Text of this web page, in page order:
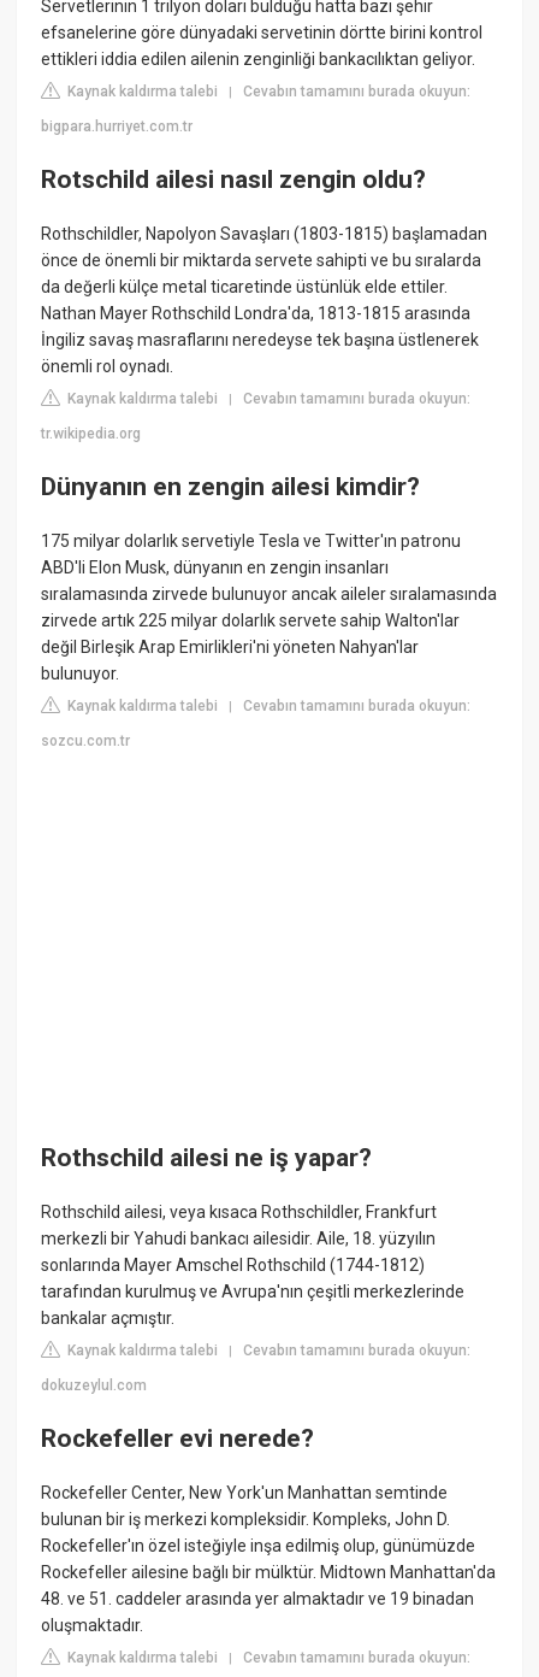
Servetlerinin 1 trilyon doları bulduğu hatta bazı şehir
efsanelerine göre dünyadaki servetinin dörtte birini kontrol
ettikleri iddia edilen ailenin zenginliği bankacılıktan geliyor.
Kaynak kaldırma talebi |Cevabın tamamını burada okuyun:
bigpara.hurriyet.com.tr
Rotschild ailesi nasıl zengin oldu?
Rothschildler, Napolyon Savaşları (1803-1815) başlamadan
önce de önemli bir miktarda servete sahipti ve bu sıralarda
da değerli külçe metal ticaretinde üstünlük elde ettiler.
Nathan Mayer Rothschild Londra'da, 1813-1815 arasında
İngiliz savaş masraflarını neredeyse tek başına üstlenerek
önemli rol oynadı.
Kaynak kaldırma talebi |Cevabın tamamını burada okuyun:
tr.wikipedia.org
Dünyanın en zengin ailesi kimdir?
175 milyar dolarlık servetiyle Tesla ve Twitter'ın patronu
ABD'li Elon Musk, dünyanın en zengin insanları
sıralamasında zirvede bulunuyor ancak aileler sıralamasında
zirvede artık 225 milyar dolarlık servete sahip Walton'lar
değil Birleşik Arap Emirlikleri'ni yöneten Nahyan'lar
bulunuyor.
Kaynak kaldırma talebi |Cevabın tamamını burada okuyun:
sozcu.com.tr
Rothschild ailesi ne iş yapar?
Rothschild ailesi, veya kısaca Rothschildler, Frankfurt
merkezli bir Yahudi bankacı ailesidir. Aile, 18. yüzyılın
sonlarında Mayer Amschel Rothschild (1744-1812)
tarafından kurulmuş ve Avrupa'nın çeşitli merkezlerinde
bankalar açmıştır.
Kaynak kaldırma talebi |Cevabın tamamını burada okuyun:
dokuzeylul.com
Rockefeller evi nerede?
Rockefeller Center, New York'un Manhattan semtinde
bulunan bir iş merkezi kompleksidir. Kompleks, John D.
Rockefeller'ın özel isteğiyle inşa edilmiş olup, günümüzde
Rockefeller ailesine bağlı bir mülktür. Midtown Manhattan'da
48. ve 51. caddeler arasında yer almaktadır ve 19 binadan
oluşmaktadır.
Kaynak kaldırma talebi |Cevabın tamamını burada okuyun: